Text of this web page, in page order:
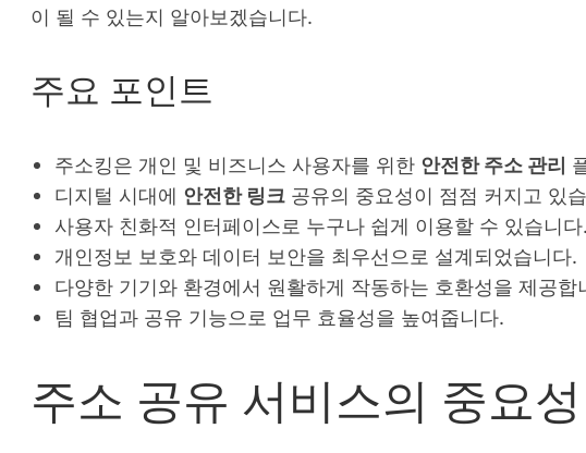
이 될 수 있는지 알아보겠습니다.
주요 포인트
주소킹은 개인 및 비즈니스 사용자를 위한 안전한 주소 관리
디지털 시대에 안전한 링크 공유의 중요성이 점점 커지고 있
사용자 친화적 인터페이스로 누구나 쉽게 이용할 수 있습니다.
개인정보 보호와 데이터 보안을 최우선으로 설계되었습니다.
다양한 기기와 환경에서 원활하게 작동하는 호환성을 제공합
팀 협업과 공유 기능으로 업무 효율성을 높여줍니다.
주소 공유 서비스의 중요성